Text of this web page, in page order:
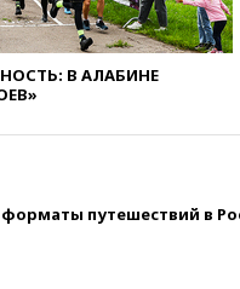
В АЛАБИНЕ
путешествий в